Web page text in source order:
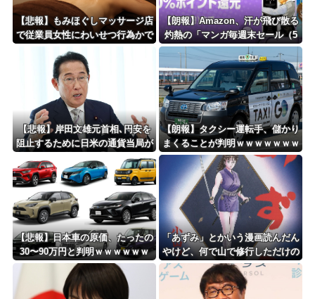
更新中止のお知らせ
海外「おめでとうタキ！」リヴァプール南野がバースデーゴール！！
Powered by livedoor 相互RSS
【悲報】もみほぐしマッサージ店
で従業員女性にわいせつ行為かで
男を逮捕ｗｗｗｗｗｗｗｗｗ
【朗報】Amazon、汗が飛び散る
灼熱の「マンガ毎週末セール（5
0%還元）」を開催ｗｗｗｗｗｗ
ｗｗｗｗ
【悲報】岸田文雄元首相､円安を
阻止するために日米の通貨当局が
実施した為替介入は｢一時しのぎ
に過ぎない｣との認識を示す
【朗報】タクシー運転手、儲かり
まくることが判明ｗｗｗｗｗｗｗ
ｗｗｗｗｗｗｗｗｗｗｗｗｗｗｗ
ｗｗｗ
【悲報】日本車の原価、たったの
30〜90万円と判明ｗｗｗｗｗｗ
ｗｗｗｗｗ
「あずみ」とかいう漫画読んだん
やけど、何で山で修行しただけの
子供達があんなに強いんや